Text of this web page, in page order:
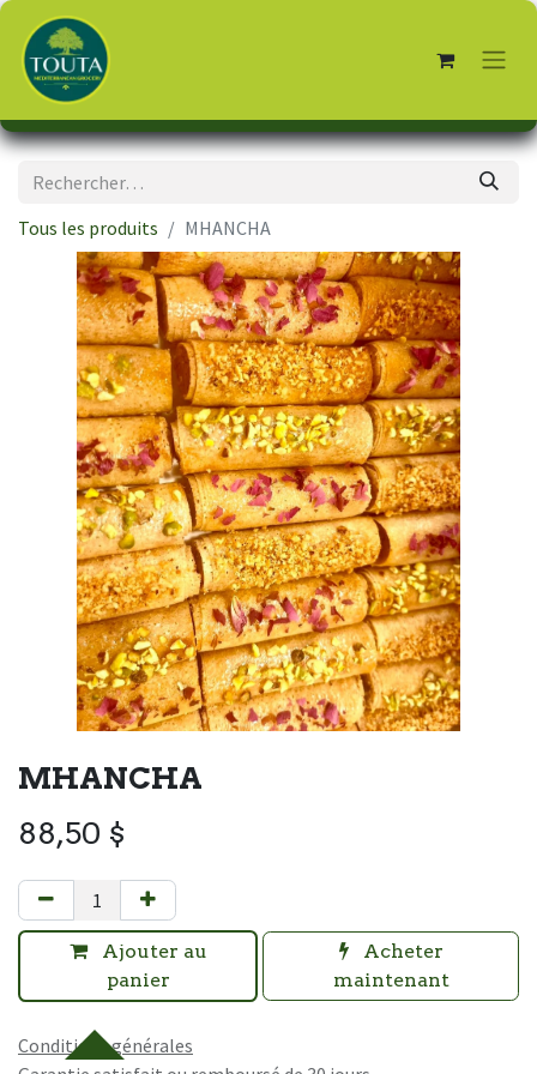
Tous les produits MHANCHA
MHANCHA
88,50 $
Ajouter au
panier
Acheter
maintenant
Conditions générales